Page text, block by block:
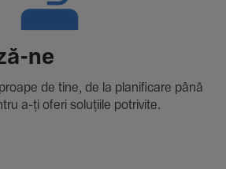
ne
de tine, de la plani­fi­care până
a-ți oferi solu­țiile potri­vite.